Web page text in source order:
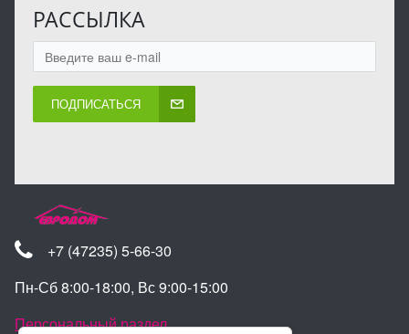
РАССЫЛКА
ПОДПИСАТЬСЯ
+7 (47235) 5-66-30
Пн-Сб 8:00-18:00, Вс 9:00-15:00
Персональный раздел